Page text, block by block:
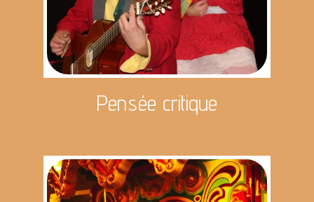
Pensée critique